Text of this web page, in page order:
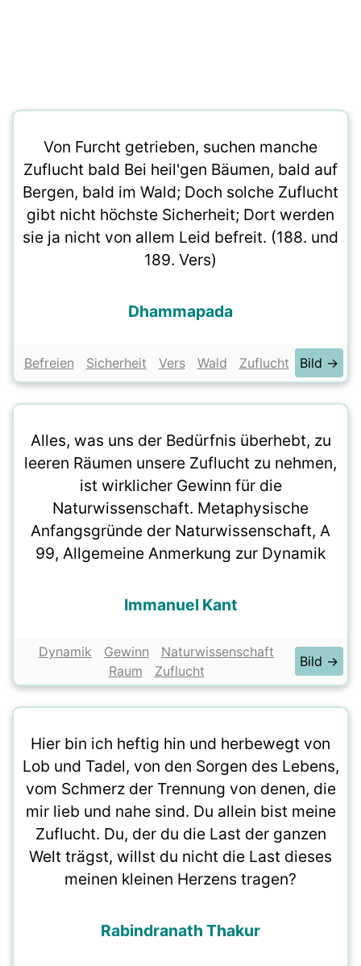
Von Furcht getrieben, suchen manche
Zuflucht bald Bei heil'gen Bäumen, bald auf
Bergen, bald im Wald; Doch solche Zuflucht
gibt nicht höchste Sicherheit; Dort werden
sie ja nicht von allem Leid befreit. (188. und
189. Vers)
Dhammapada
Befreien Sicherheit Vers Wald Zuflucht Bild →
Alles, was uns der Bedürfnis überhebt, zu
leeren Räumen unsere Zuflucht zu nehmen,
ist wirklicher Gewinn für die
Naturwissenschaft. Metaphysische
Anfangsgründe der Naturwissenschaft, A
99, Allgemeine Anmerkung zur Dynamik
Immanuel Kant
Dynamik Gewinn
Naturwissenschaft
Raum
Zuflucht
Bild →
Hier bin ich heftig hin und herbewegt von
Lob und Tadel, von den Sorgen des Lebens,
vom Schmerz der Trennung von denen, die
mir lieb und nahe sind. Du allein bist meine
Zuflucht. Du, der du die Last der ganzen
Welt trägst, willst du nicht die Last dieses
meinen kleinen Herzens tragen?
Rabindranath Thakur